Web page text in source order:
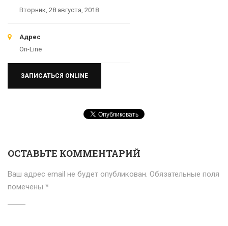
Вторник, 28 августа, 2018
Адрес
On-Line
ЗАПИСАТЬСЯ ONLINE
ОСТАВЬТЕ КОММЕНТАРИЙ
Ваш адрес email не будет опубликован. Обязательные поля
помечены *